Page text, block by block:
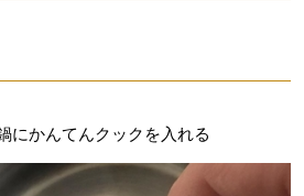
にかんてんクックを入れる